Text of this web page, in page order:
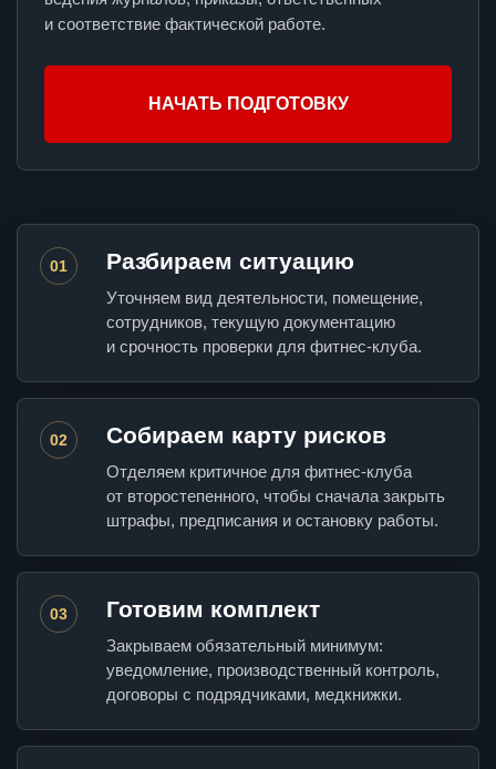
и соответствие фактической работе.
НАЧАТЬ ПОДГОТОВКУ
01 Разбираем ситуацию
Уточняем вид деятельности, помещение,
сотрудников, текущую документацию
и срочность проверки для фитнес-клуба.
02 Собираем карту рисков
Отделяем критичное для фитнес-клуба
от второстепенного, чтобы сначала закрыть
штрафы, предписания и остановку работы.
03 Готовим комплект
Закрываем обязательный минимум:
уведомление, производственный контроль,
договоры с подрядчиками, медкнижки.